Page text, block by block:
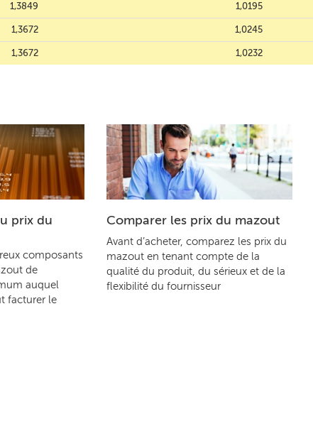
1,3849 1,0195
1,3672 1,0245
1,3672 1,0232
prix du
composants
de
auquel
facturer le
Comparer les prix du mazout
Avant d’acheter, comparez les prix du
mazout en tenant compte de la
qualité du produit, du sérieux et de la
flexibilité du fournisseur